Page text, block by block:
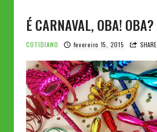
É CARNAVAL, OBA! OBA?
COTIDIANO fevereiro 15, 2015 SHARE